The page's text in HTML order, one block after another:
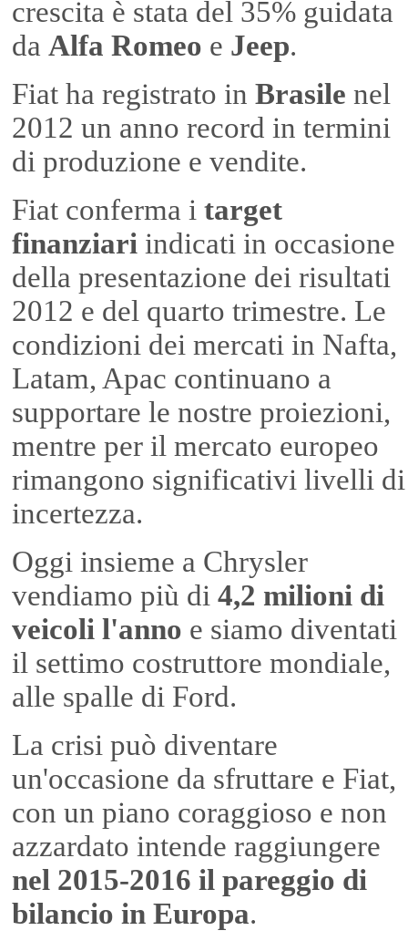
crescita è stata del 35% guidata
da Alfa Romeo e Jeep.
Fiat ha registrato in Brasile nel
2012 un anno record in termini
di produzione e vendite.
Fiat conferma i target
finanziari indicati in occasione
della presentazione dei risultati
2012 e del quarto trimestre. Le
condizioni dei mercati in Nafta,
Latam, Apac continuano a
supportare le nostre proiezioni,
mentre per il mercato europeo
rimangono significativi livelli di
incertezza.
Oggi insieme a Chrysler
vendiamo più di 4,2 milioni di
veicoli l'anno e siamo diventati
il settimo costruttore mondiale,
alle spalle di Ford.
La crisi può diventare
un'occasione da sfruttare e Fiat,
con un piano coraggioso e non
azzardato intende raggiungere
nel 2015-2016 il pareggio di
bilancio in Europa.